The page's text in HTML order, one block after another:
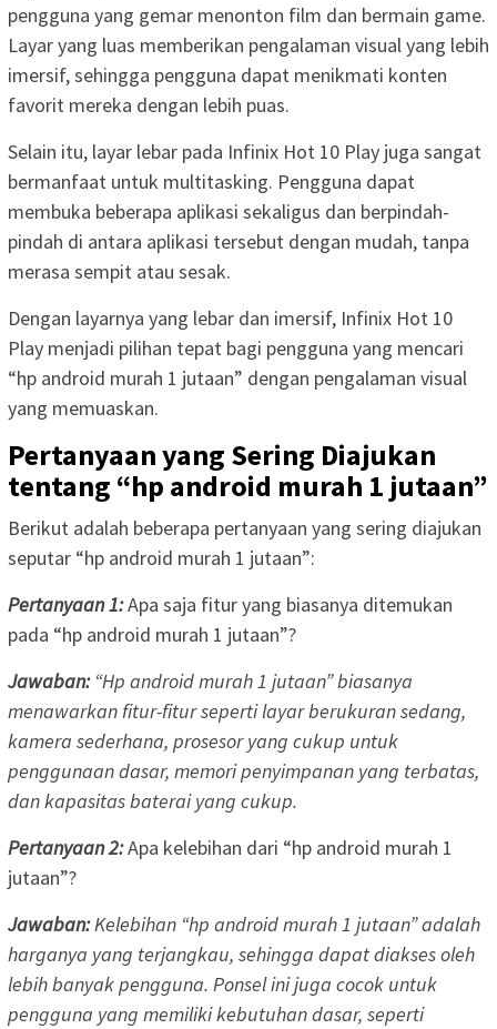
pengguna yang gemar menonton film dan bermain game.
Layar yang luas memberikan pengalaman visual yang lebih
imersif, sehingga pengguna dapat menikmati konten
favorit mereka dengan lebih puas.
Selain itu, layar lebar pada Infinix Hot 10 Play juga sangat
bermanfaat untuk multitasking. Pengguna dapat
membuka beberapa aplikasi sekaligus dan berpindah-
pindah di antara aplikasi tersebut dengan mudah, tanpa
merasa sempit atau sesak.
Dengan layarnya yang lebar dan imersif, Infinix Hot 10
Play menjadi pilihan tepat bagi pengguna yang mencari
“hp android murah 1 jutaan” dengan pengalaman visual
yang memuaskan.
Pertanyaan yang Sering Diajukan
tentang “hp android murah 1 jutaan”
Berikut adalah beberapa pertanyaan yang sering diajukan
seputar “hp android murah 1 jutaan”:
Pertanyaan 1:Apa saja fitur yang biasanya ditemukan
pada “hp android murah 1 jutaan”?
Jawaban:“Hp android murah 1 jutaan” biasanya
menawarkan fitur-fitur seperti layar berukuran sedang,
kamera sederhana, prosesor yang cukup untuk
penggunaan dasar, memori penyimpanan yang terbatas,
dan kapasitas baterai yang cukup.
Pertanyaan 2:Apa kelebihan dari “hp android murah 1
jutaan”?
Jawaban:Kelebihan “hp android murah 1 jutaan” adalah
harganya yang terjangkau, sehingga dapat diakses oleh
lebih banyak pengguna. Ponsel ini juga cocok untuk
pengguna yang memiliki kebutuhan dasar, seperti